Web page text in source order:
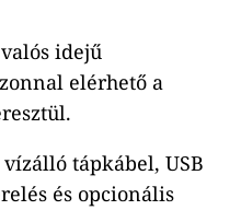
idejű
elérhető a
tápkábel, USB
és opcionális